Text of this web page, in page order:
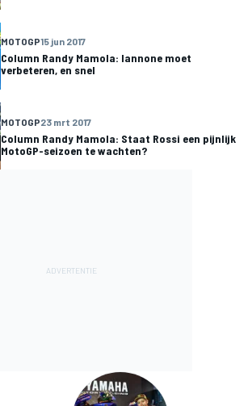
MOTOGP15 jun 2017
Column Randy Mamola: Iannone moet
verbeteren, en snel
MOTOGP23 mrt 2017
Column Randy Mamola: Staat Rossi een pijnlijk
MotoGP-seizoen te wachten?